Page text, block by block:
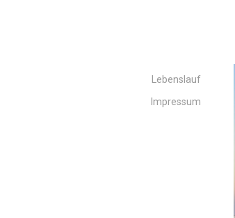
Lebenslauf
Impressum